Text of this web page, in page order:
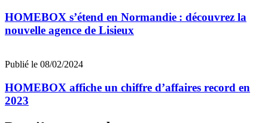
HOMEBOX s’étend en Normandie : découvrez la
nouvelle agence de Lisieux
Publié le 08/02/2024
HOMEBOX affiche un chiffre d’affaires record en
2023